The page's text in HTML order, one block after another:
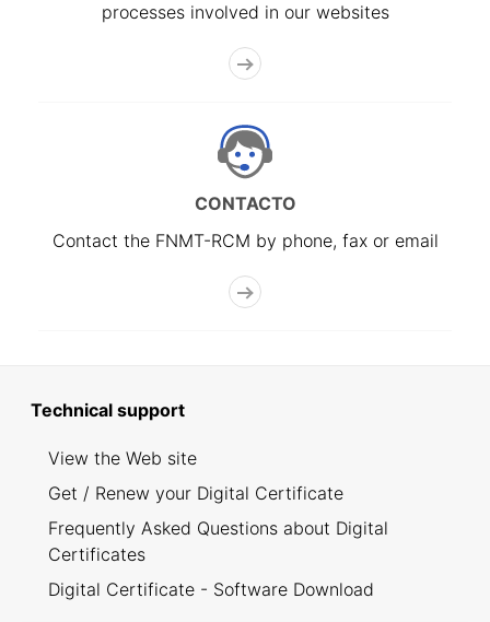
processes involved in our websites
CONTACTO
Contact the FNMT-RCM by phone, fax or email
Technical support
View the Web site
Get / Renew your Digital Certificate
Frequently Asked Questions about Digital
Certificates
Digital Certificate - Software Download